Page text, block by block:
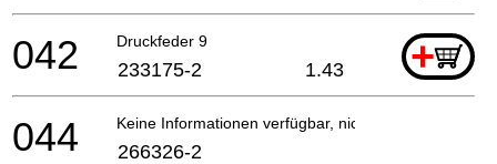
Druckfeder 9 +
042 233175-2 1.43
Keine Informationen verfügbar, nicht bestellbar
044 266326-2